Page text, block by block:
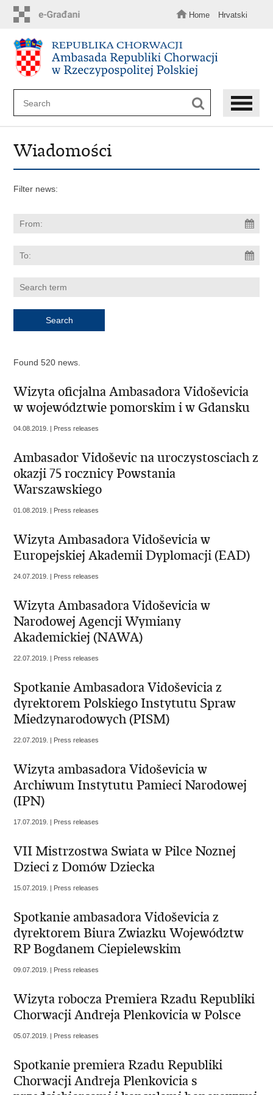
content
Home Hrvatski
Wiadomości
Filter news:
Found 520 news.
Wizyta oficjalna Ambasadora Vidoševicia
w województwie pomorskim i w Gdansku
04.08.2019. | Press releases
Ambasador Vidoševic na uroczystosciach z
okazji 75 rocznicy Powstania
Warszawskiego
01.08.2019. | Press releases
Wizyta Ambasadora Vidoševicia w
Europejskiej Akademii Dyplomacji (EAD)
24.07.2019. | Press releases
Wizyta Ambasadora Vidoševicia w
Narodowej Agencji Wymiany
Akademickiej (NAWA)
22.07.2019. | Press releases
Spotkanie Ambasadora Vidoševicia z
dyrektorem Polskiego Instytutu Spraw
Miedzynarodowych (PISM)
22.07.2019. | Press releases
Wizyta ambasadora Vidoševicia w
Archiwum Instytutu Pamieci Narodowej
(IPN)
17.07.2019. | Press releases
VII Mistrzostwa Swiata w Pilce Noznej
Dzieci z Domów Dziecka
15.07.2019. | Press releases
Spotkanie ambasadora Vidoševicia z
dyrektorem Biura Zwiazku Województw
RP Bogdanem Ciepielewskim
09.07.2019. | Press releases
Wizyta robocza Premiera Rzadu Republiki
Chorwacji Andreja Plenkovicia w Polsce
05.07.2019. | Press releases
Spotkanie premiera Rzadu Republiki
Chorwacji Andreja Plenkovicia s